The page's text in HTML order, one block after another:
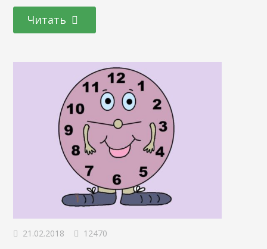
опциями и инструментами, она предлагает практически
безграничные возможности для раскрутки и
ресурсы – пользователю лишь нужно сделать свайп вверх,
и он уже на другом сайте. Удобно, не правда ли?
Особенно любят прибегать к…
Читать
21.02.2018 12470